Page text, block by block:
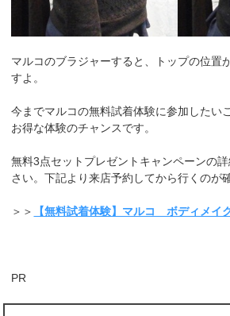
マルコのブラジャーすると、トップの位置
すよ。
今までマルコの無料試着体験に参加したい
お得な体験のチャンスです。
無料3点セットプレゼントキャンペーンの
さい。下記より来店予約してから行くのが
＞＞ 【無料試着体験】マルコ ボディメイ
PR